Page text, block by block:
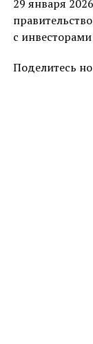
29 января
с
Поделитесь